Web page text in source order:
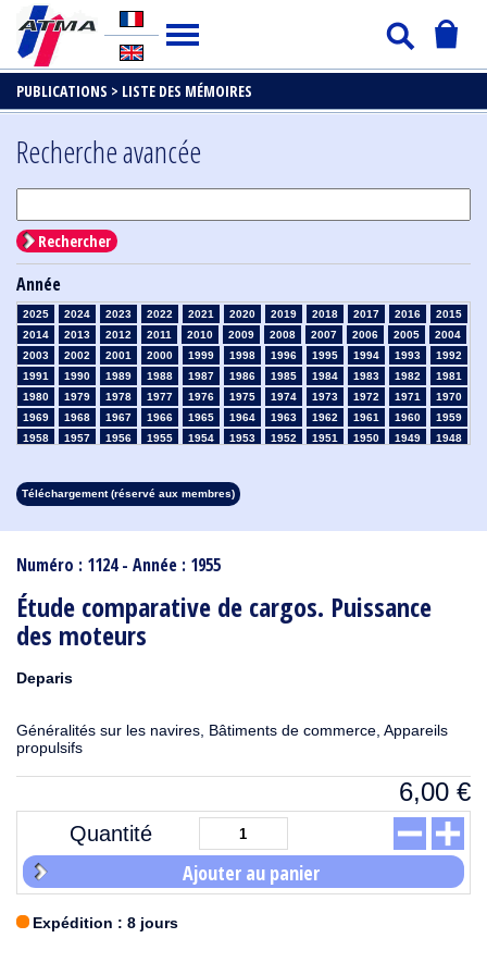
PUBLICATIONS > LISTE DES MÉMOIRES
Numéro : 1124 - Année : 1955
Étude comparative de cargos. Puissance
des moteurs
Deparis
Généralités sur les navires, Bâtiments de commerce, Appareils
propulsifs
6,00 €
Quantité
Ajouter au panier
Expédition : 8 jours
Recherche avancée
Rechercher
Année
2025 2024 2023 2022 2021 2020 2019 2018 2017 2016
2015
2014
2013 2012 2011 2010 2009 2008 2007 2006 2005
2004
2003
2002 2001 2000 1999 1998 1996 1995 1994 1993
1992
1991
1990 1989 1988 1987 1986 1985 1984 1983 1982
1981
1980
1979 1978 1977 1976 1975 1974 1973 1972 1971
1970
1969
1968 1967 1966 1965 1964 1963 1962 1961 1960
1959
1958
1957 1956 1955 1954 1953 1952 1951 1950 1949
1948
1913
1912 1911 1910 1909 1908
Téléchargement (réservé aux membres)